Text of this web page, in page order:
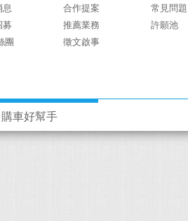
息
募
團
合作提案
推薦業務
徵文啟事
常見問題
許願池
購車好幫手